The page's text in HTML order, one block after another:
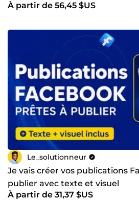
À partir de 56,45 $US
Le_solutionneur
Je vais créer vos publications
publier avec texte et visuel
À partir de 31,37 $US